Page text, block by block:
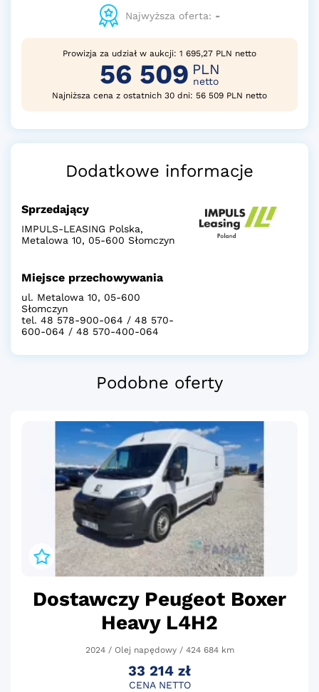
Najwyższa oferta: -
Prowizja za udział w aukcji: 1 695,27 PLN netto
56 509 PLN
netto
Najniższa cena z ostatnich 30 dni: 56 509 PLN netto
Dodatkowe informacje
Sprzedający
IMPULS-LEASING Polska,
Metalowa 10, 05-600 Słomczyn
Miejsce przechowywania
ul. Metalowa 10, 05-600
Słomczyn
tel. 48 578-900-064 / 48 570-
600-064 / 48 570-400-064
Podobne oferty
Dostawczy Peugeot Boxer
Heavy L4H2
2024 / Olej napędowy / 424 684 km
33 214 zł
CENA NETTO